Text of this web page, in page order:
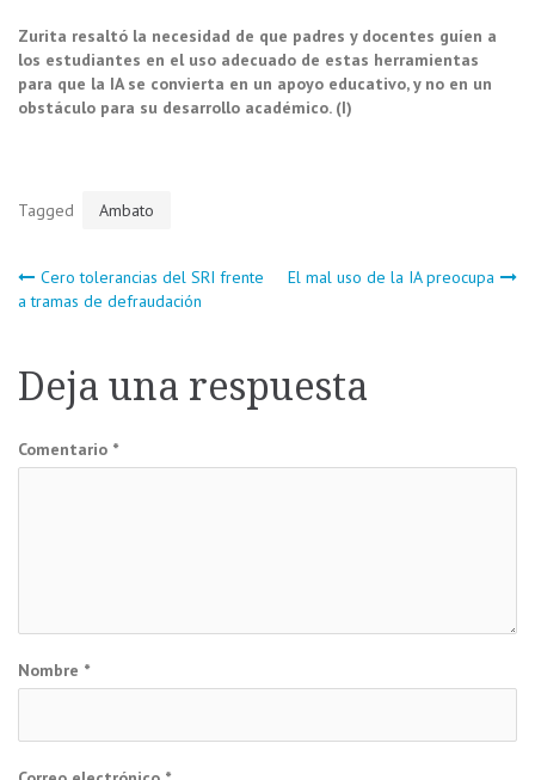
Zurita resaltó la necesidad de que padres y docentes guíen a
los estudiantes en el uso adecuado de estas herramientas
para que la IA se convierta en un apoyo educativo, y no en un
obstáculo para su desarrollo académico. (I)
Tagged Ambato
Navegación
entradas
Cero tolerancias del SRI frente
a tramas de defraudación
El mal uso de la IA preocupa
Deja una respuesta
Comentario *
Nombre *